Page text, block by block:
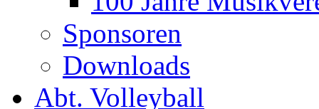
Sponsoren
Downloads
Abt. Volleyball